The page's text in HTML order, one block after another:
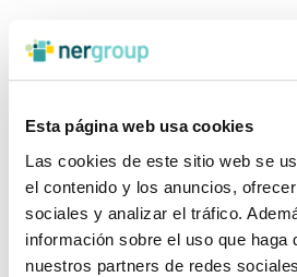
Esta página web usa cookies
Las cookies de este sitio web se
el contenido y los anuncios,
sociales y analizar el tráfico.
información sobre el uso que haga
nuestros partners de redes